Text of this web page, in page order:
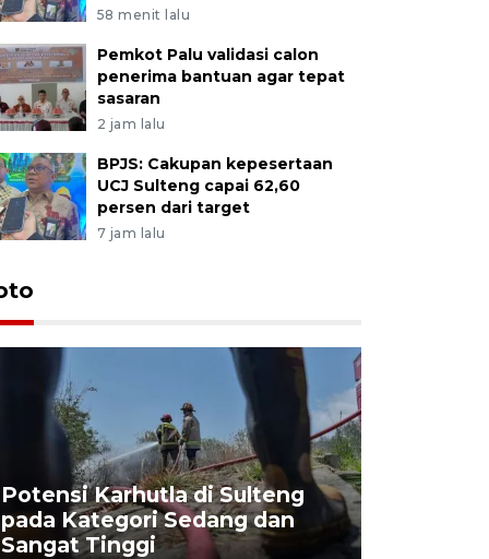
58 menit lalu
Pemkot Palu validasi calon
penerima bantuan agar tepat
sasaran
2 jam lalu
BPJS: Cakupan kepesertaan
UCJ Sulteng capai 62,60
persen dari target
7 jam lalu
Potensi Karhutla di Sulteng
pada Kategori Sedang dan
Sangat Tinggi